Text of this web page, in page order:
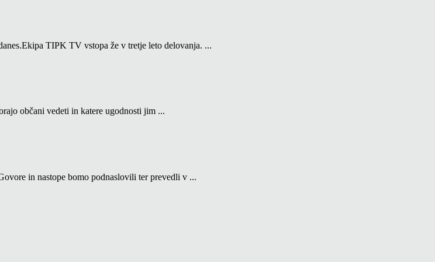
TIPK TV vstopa že v tretje leto delovanja. ...
občani vedeti in katere ugodnosti jim ...
in nastope bomo podnaslovili ter prevedli v ...